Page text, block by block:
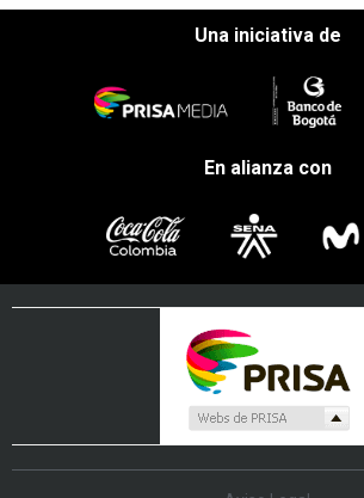
Una iniciativa de
En alianza con